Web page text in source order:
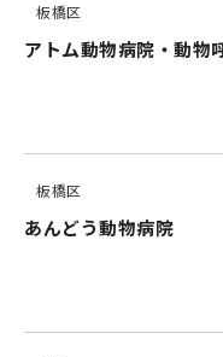
板橋区
アトム動物病院・動物
板橋区
あんどう動物病院